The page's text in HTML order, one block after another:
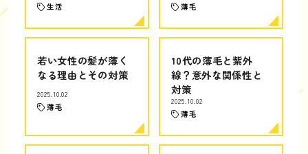
生活 薄毛
若い女性の髪が薄く
なる理由とその対策
2025.10.02
薄毛
10代の薄毛と紫外
線？意外な関係性と
対策
2025.10.02
薄毛